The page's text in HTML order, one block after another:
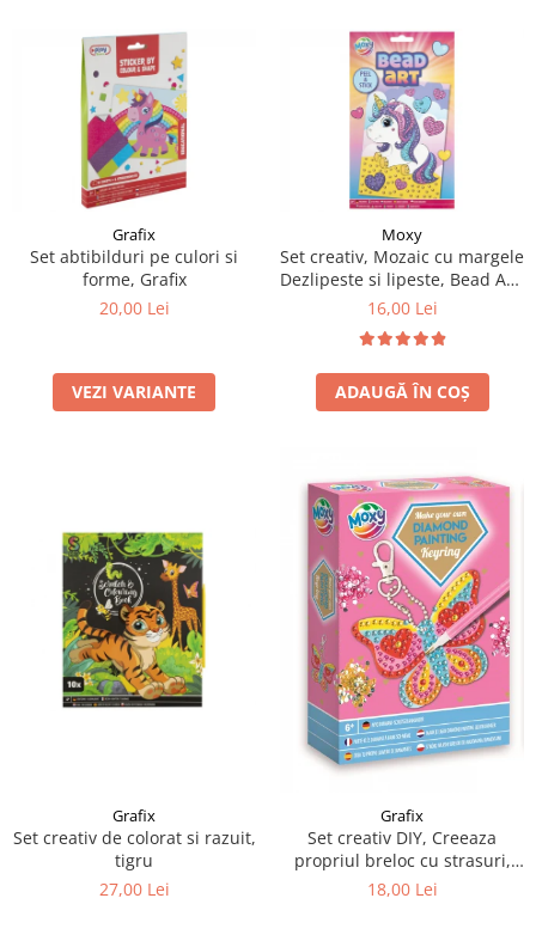
Grafix
Set abtibilduri pe culori si
forme, Grafix
20,00 Lei
VEZI VARIANTE
Moxy
Set creativ, Mozaic cu margele
Dezlipeste si lipeste, Bead Art,
unicorn, A5
16,00 Lei
ADAUGĂ ÎN COȘ
Grafix
Set creativ de colorat si razuit,
tigru
27,00 Lei
Grafix
Set creativ DIY, Creeaza
propriul breloc cu strasuri,
Diamond Paint, Grafix
18,00 Lei